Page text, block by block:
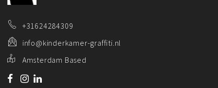
+31624284309
info@kinderkamer-graffiti.nl
Amsterdam Based